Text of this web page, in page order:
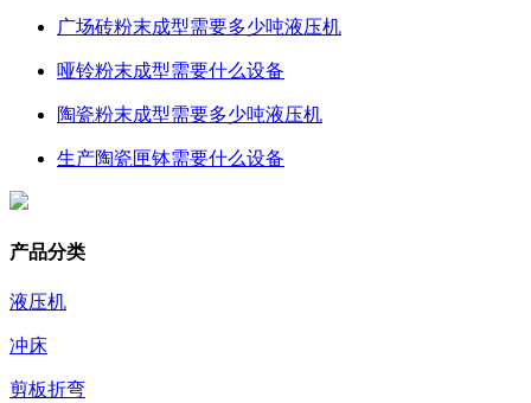
广场砖粉末成型需要多少吨液压机
哑铃粉末成型需要什么设备
陶瓷粉末成型需要多少吨液压机
生产陶瓷匣钵需要什么设备
产品分类
液压机
冲床
剪板折弯